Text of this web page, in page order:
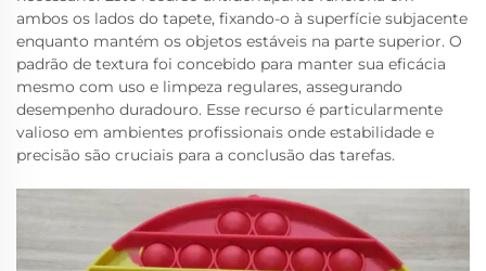
ambos os lados do tapete, fixando-o à superfície subjacente
enquanto mantém os objetos estáveis na parte superior. O
padrão de textura foi concebido para manter sua eficácia
mesmo com uso e limpeza regulares, assegurando
desempenho duradouro. Esse recurso é particularmente
valioso em ambientes profissionais onde estabilidade e
precisão são cruciais para a conclusão das tarefas.